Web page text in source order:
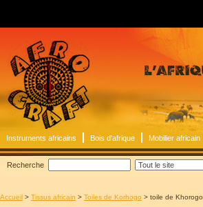
Instruments africains Bois d'afrique Mobilier africain
Recherche
Accueil > Tissus africain > Toiles de Korhogo > toile de Khorogo